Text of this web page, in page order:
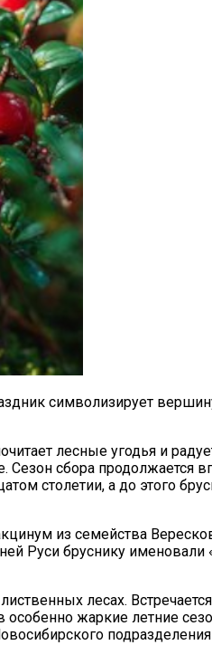
символизирует
лесные угодья и
сбора продолжается
столетии, а до этого
из семейства
Руси бруснику именовали
лесах.
особенно жаркие летние